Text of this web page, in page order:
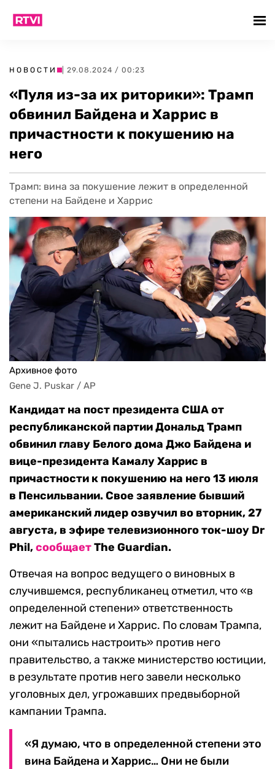
НОВОСТИ | 29.08.2024 / 00:23
«Пуля из-за их риторики»: Трамп
обвинил Байдена и Харрис в
причастности к покушению на
него
Трамп: вина за покушение лежит в определенной
степени на Байдене и Харрис
Архивное фото
Gene J. Puskar / AP
Кандидат на пост президента США от
республиканской партии Дональд Трамп
обвинил главу Белого дома Джо Байдена и
вице-президента Камалу Харрис в
причастности к покушению на него 13 июля
в Пенсильвании. Свое заявление бывший
американский лидер озвучил во вторник, 27
августа, в эфире телевизионного ток-шоу Dr
Phil,сообщаетThe Guardian.
Отвечая на вопрос ведущего о виновных в
случившемся, республиканец отметил, что «в
определенной степени» ответственность
лежит на Байдене и Харрис. По словам Трампа,
они «пытались настроить» против него
правительство, а также министерство юстиции,
в результате против него завели несколько
уголовных дел, угрожавших предвыборной
кампании Трампа.
«Я думаю, что в определенной степени это
вина Байдена и Харрис… Они не были